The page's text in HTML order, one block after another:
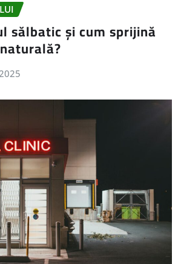
sălbatic și cum sprijină